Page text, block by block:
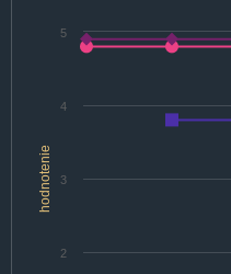
hodnotenie
2
3
4
5